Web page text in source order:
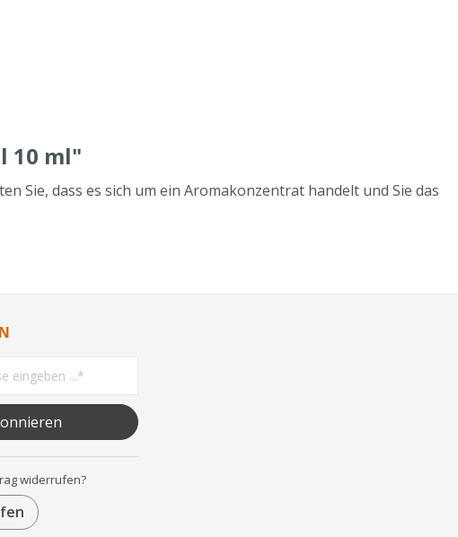
10 ml"
Sie, dass es sich um ein Aromakonzentrat handelt und Sie das
widerrufen?